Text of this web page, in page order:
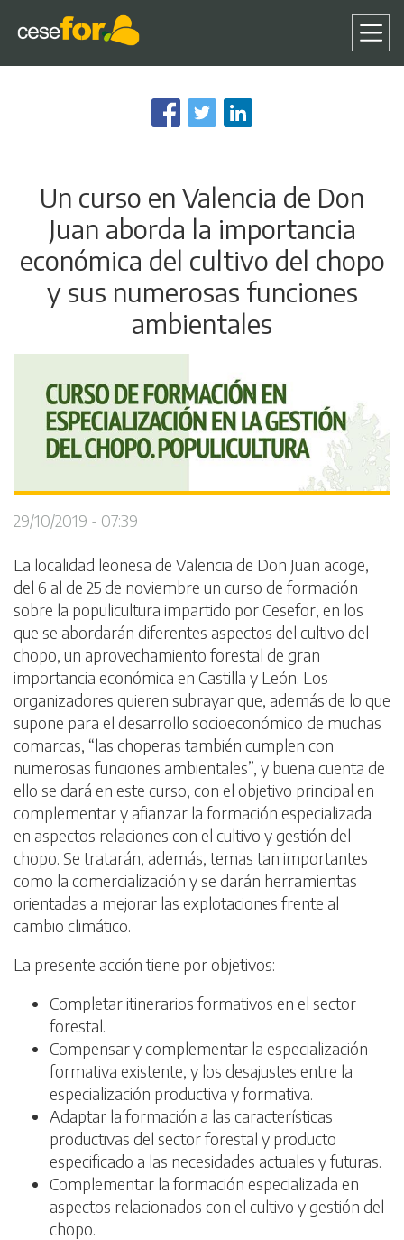
al
contenido
Un curso en Valencia de Don
Juan aborda la importancia
económica del cultivo del chopo
y sus numerosas funciones
ambientales
29/10/2019 - 07:39
La localidad leonesa de Valencia de Don Juan acoge,
del 6 al de 25 de noviembre un curso de formación
sobre la populicultura impartido por Cesefor, en los
que se abordarán diferentes aspectos del cultivo del
chopo, un aprovechamiento forestal de gran
importancia económica en Castilla y León. Los
organizadores quieren subrayar que, además de lo que
supone para el desarrollo socioeconómico de muchas
comarcas, “las choperas también cumplen con
numerosas funciones ambientales”, y buena cuenta de
ello se dará en este curso, con el objetivo principal en
complementar y afianzar la formación especializada
en aspectos relaciones con el cultivo y gestión del
chopo. Se tratarán, además, temas tan importantes
como la comercialización y se darán herramientas
orientadas a mejorar las explotaciones frente al
cambio climático.
La presente acción tiene por objetivos:
Completar itinerarios formativos en el sector
forestal.
Compensar y complementar la especialización
formativa existente, y los desajustes entre la
especialización productiva y formativa.
Adaptar la formación a las características
productivas del sector forestal y producto
especificado a las necesidades actuales y futuras.
Complementar la formación especializada en
aspectos relacionados con el cultivo y gestión del
chopo.